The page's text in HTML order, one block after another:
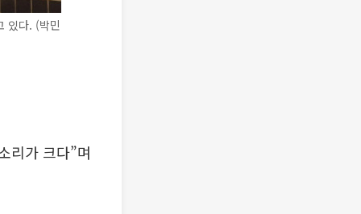
있다. (박민
리가 크다”며